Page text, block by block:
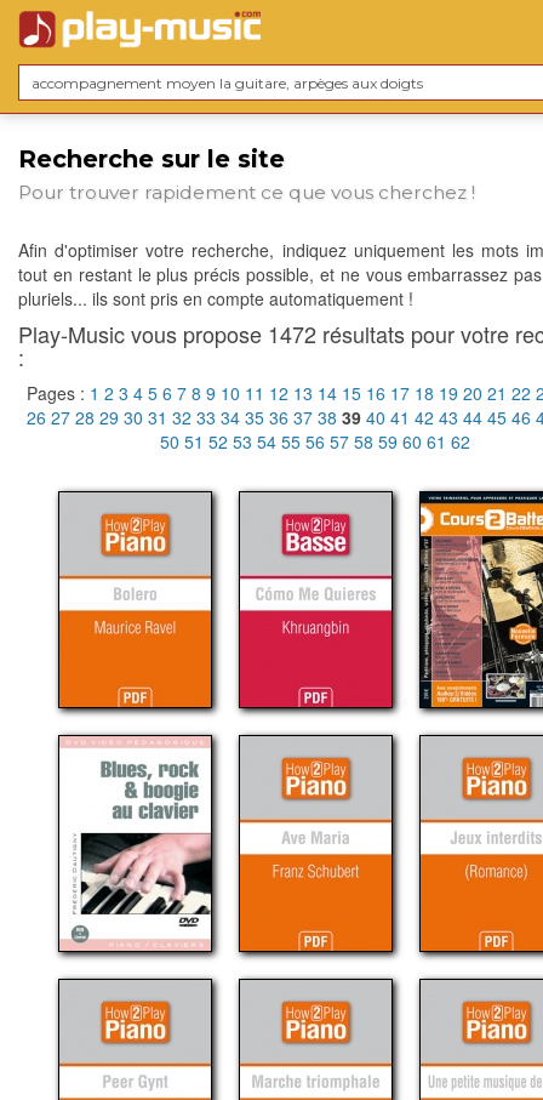
Recherche sur le site
Pour trouver rapidement ce que vous cherchez !
Afin d'optimiser votre recherche, indiquez uniquement les mots
tout en restant le plus précis possible, et ne vous embarrassez
pluriels... ils sont pris en compte automatiquement !
Play-Music vous propose 1472 résultats pour votre
:
Pages : 1 2 3 4 5 6 7 8 9 10 11 12 13 14 15 16 17 18 19 20 21 22
26 27 28 29 30 31 32 33 34 35 36 37 38 39 40 41 42 43 44 45 46
50 51 52 53 54 55 56 57 58 59 60 61 62